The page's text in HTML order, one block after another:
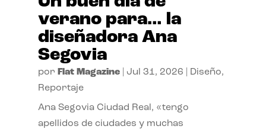
verano para… la
diseñadora Ana
Segovia
por Flat Magazine| Jul 31, 2026 Diseño,
Reportaje
Ana Segovia Ciudad Real, «tengo
apellidos de ciudades y muchas